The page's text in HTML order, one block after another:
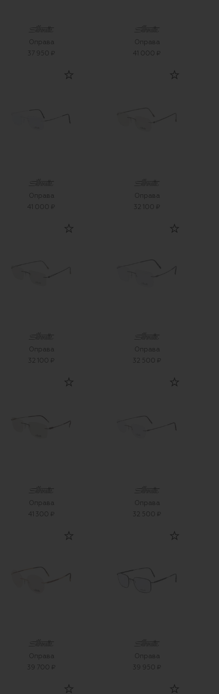
Оправа
37 950 ₽
Оправа
41 000 ₽
Оправа
41 000 ₽
Оправа
32 100 ₽
Оправа
32 100 ₽
Оправа
32 500 ₽
Оправа
41 300 ₽
Оправа
32 500 ₽
Оправа
39 700 ₽
Оправа
39 950 ₽